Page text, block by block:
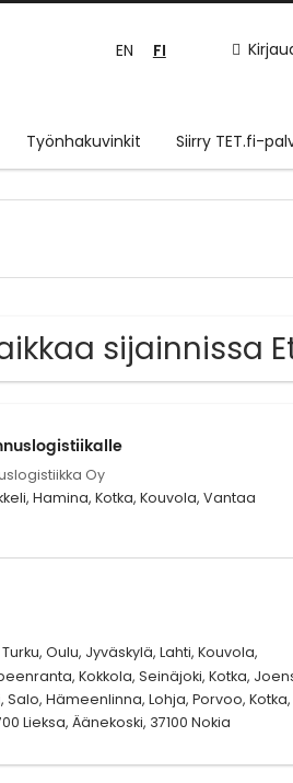
EN FI
Työnhakuvinkit Siirry TET.fi-
sijainnissa
Oy
Hamina, Kotka, Kouvola, Vantaa
Oulu, Jyväskylä, Lahti, Kouvola,
Kokkola, Seinäjoki, Kotka,
Hämeenlinna, Lohja, Porvoo, Kotka,
Lieksa, Äänekoski, 37100 Nokia